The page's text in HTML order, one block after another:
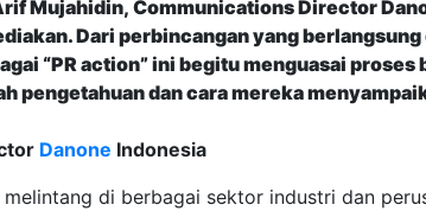
Mujahidin, Communications Director
Dari perbincangan yang
“PR action” ini begitu menguasai
pengetahuan dan cara mereka
Danone Indonesia
melintang di berbagai sektor industri dan